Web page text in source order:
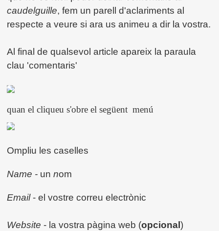
caudelguille, fem un parell d'aclariments al
respecte a veure si ara us animeu a dir la vostra.
Al final de qualsevol article apareix la paraula
clau 'comentaris'
quan el cliqueu s'obre el següent menú
Ompliu les caselles
Name - unnom
Email- el vostre correu electrònic
Website - la vostra pàgina web (opcional)